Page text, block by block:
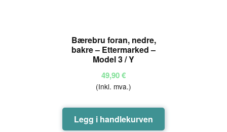
Bærebru foran, nedre,
bakre – Ettermarked –
Model 3 / Y
49,90€
(Inkl. mva.)
Legg i handlekurven